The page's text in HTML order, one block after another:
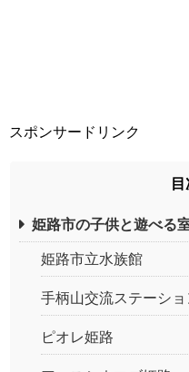
スポンサードリンク
姫路市の子供と遊べる
姫路市立水族館
手柄山交流ステーシ
ピオレ姫路